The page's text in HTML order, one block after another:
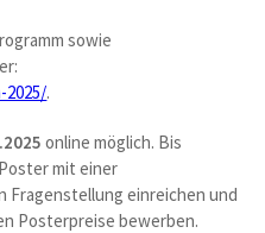
sowie
.
online möglich. Bis
mit einer
Fragenstellung einreichen und
Posterpreise bewerben.